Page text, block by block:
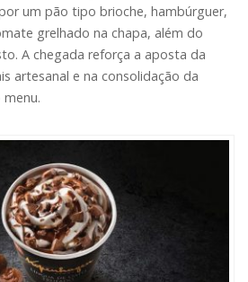
um pão tipo brioche, hambúrguer,
grelhado na chapa, além do
A chegada reforça a aposta da
artesanal e na consolidação da